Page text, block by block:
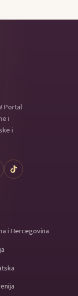
Portal
i
i
i Hercegovina